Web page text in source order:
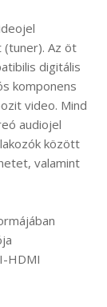
Az öt
digitális
komponens
video. Mind
audiojel
között
valamint
HDMI